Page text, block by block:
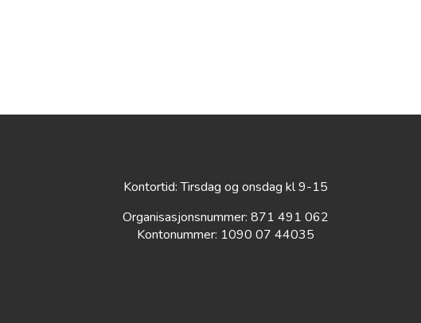
Kontortid: Tirsdag og onsdag kl 9-15
Organisasjonsnummer: 871 491 062
Kontonummer: 1090 07 44035